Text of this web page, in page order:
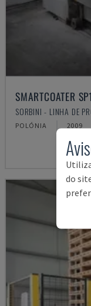
SMARTCOATER SP1
SORBINI - LINHA DE
POLÓNIA 2009
do